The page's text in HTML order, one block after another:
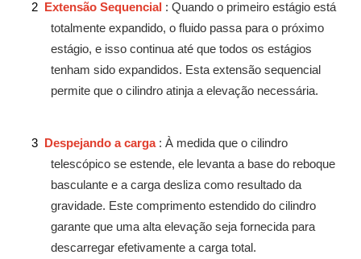
2 Extensão Sequencial : Quando o primeiro estágio está
totalmente expandido, o fluido passa para o próximo
estágio, e isso continua até que todos os estágios
tenham sido expandidos. Esta extensão sequencial
permite que o cilindro atinja a elevação necessária.
3 Despejando a carga : À medida que o cilindro
telescópico se estende, ele levanta a base do reboque
basculante e a carga desliza como resultado da
gravidade. Este comprimento estendido do cilindro
garante que uma alta elevação seja fornecida para
descarregar efetivamente a carga total.